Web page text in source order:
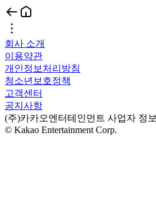
회사 소개
이용약관
개인정보처리방침
청소년보호정책
고객센터
공지사항
(주)카카오엔터테인먼트 사업자 정보
© Kakao Entertainment Corp.